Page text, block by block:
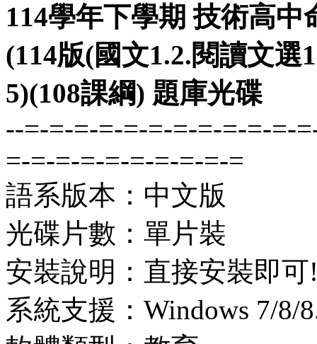
114學年下學期 技術高
(114版(國文1.2.閱讀文選
5)(108課綱) 題庫光碟
--=-=-=-=-=-=-=-=-=-=-=-
=-=-=-=-=-=-=-=-=-=
語系版本：中文版
光碟片數：單片裝
安裝說明：直接安裝即可
系統支援：Windows 7/8/